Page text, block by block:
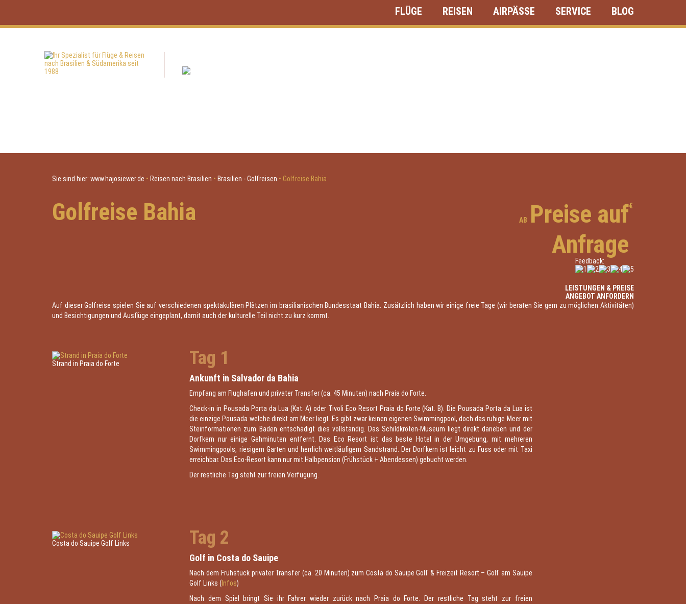
FLÜGE REISEN AIRPÄSSE SERVICE BLOG
Sie sind hier: www.hajosiewer.de • Reisen nach Brasilien • Brasilien - Golfreisen • Golfreise Bahia
Golfreise Bahia AB Preise auf
Anfrage
€
Feedback:
LEISTUNGEN & PREISE
ANGEBOT ANFORDERN
Auf dieser Golfreise spielen Sie auf verschiedenen spektakulären Plätzen im brasilianischen Bundesstaat Bahia. Zusätzlich haben wir einige freie Tage (wir beraten Sie gern zu möglichen Aktivitäten)
und Besichtigungen und Ausflüge eingeplant, damit auch der kulturelle Teil nicht zu kurz kommt.
Strand in Praia do Forte Tag 1
Ankunft in Salvador da Bahia
Empfang am Flughafen und privater Transfer (ca. 45 Minuten) nach Praia do Forte.
Check-in in Pousada Porta da Lua (Kat. A) oder Tivoli Eco Resort Praia do Forte (Kat. B). Die Pousada Porta da Lua ist
die einzige Pousada welche direkt am Meer liegt. Es gibt zwar keinen eigenen Swimmingpool, doch das ruhige Meer mit
Steinformationen zum Baden entschädigt dies vollständig. Das Schildkröten-Museum liegt direkt daneben und der
Dorfkern nur einige Gehminuten entfernt. Das Eco Resort ist das beste Hotel in der Umgebung, mit mehreren
Swimmingpools, riesigem Garten und herrlich weitläufigem Sandstrand. Der Dorfkern ist leicht zu Fuss oder mit Taxi
erreichbar. Das Eco-Resort kann nur mit Halbpension (Frühstück + Abendessen) gebucht werden.
Der restliche Tag steht zur freien Verfügung.
Costa do Sauipe Golf Links Tag 2
Golf in Costa do Sauipe
Nach dem Frühstück privater Transfer (ca. 20 Minuten) zum Costa do Sauipe Golf & Freizeit Resort – Golf am Sauipe
Golf Links ( Infos)
Nach dem Spiel bringt Sie ihr Fahrer wieder zurück nach Praia do Forte. Der restliche Tag steht zur freien